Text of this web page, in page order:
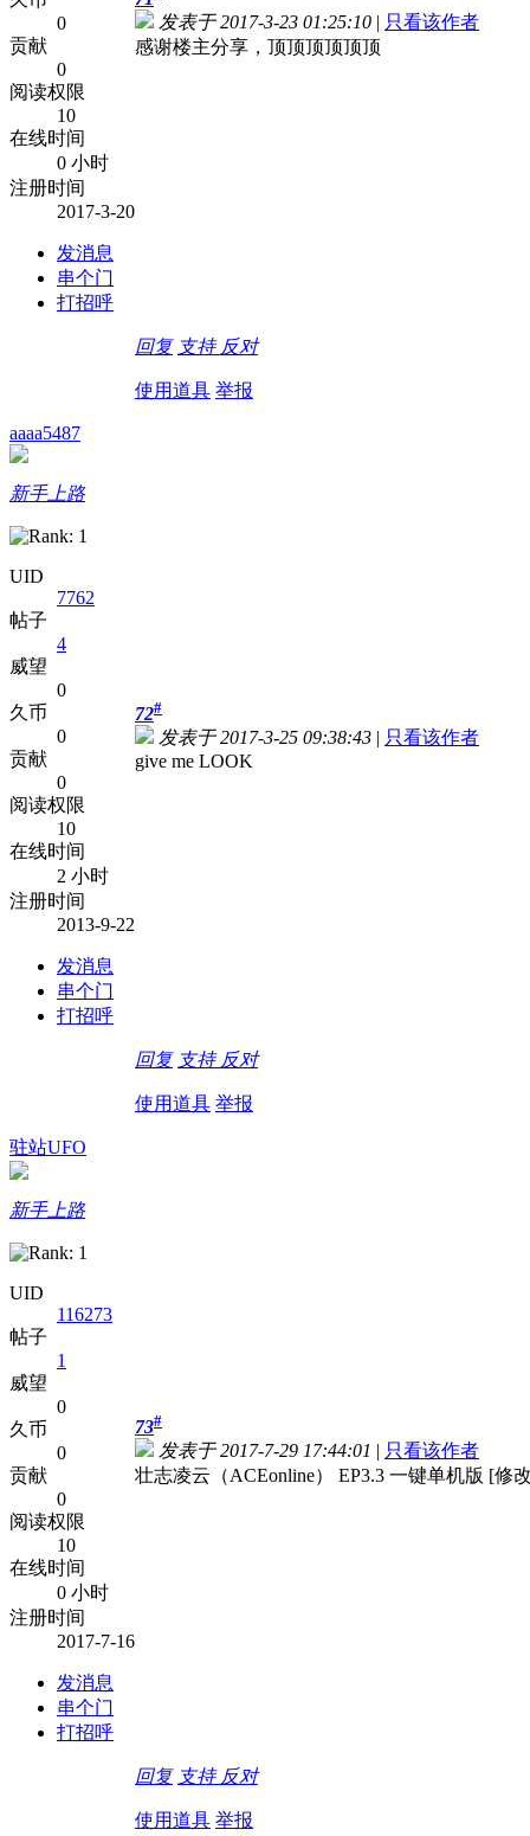
0
贡献
0
阅读权限
10
在线时间
0 小时
注册时间
2017-3-20
发消息
串个门
打招呼
发表于 2017-3-23 01:25:10 | 只看该作者
感谢楼主分享，顶顶顶顶顶顶
回复 支持 反对
使用道具 举报
aaaa5487
新手上路
UID
7762
帖子
4
威望
0
久币
0
贡献
0
阅读权限
10
在线时间
2 小时
注册时间
2013-9-22
发消息
串个门
打招呼
72#
发表于 2017-3-25 09:38:43 | 只看该作者
give me LOOK
回复 支持 反对
使用道具 举报
驻站UFO
新手上路
UID
116273
帖子
1
威望
0
久币
0
贡献
0
阅读权限
10
在线时间
0 小时
注册时间
2017-7-16
发消息
串个门
打招呼
73#
发表于 2017-7-29 17:44:01 | 只看该作者
壮志凌云（ACEonline） EP3.3 一键单机版 [修
回复 支持 反对
使用道具 举报